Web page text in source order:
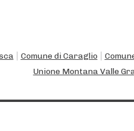
| Comune di Caraglio |
Unione Montana Valle